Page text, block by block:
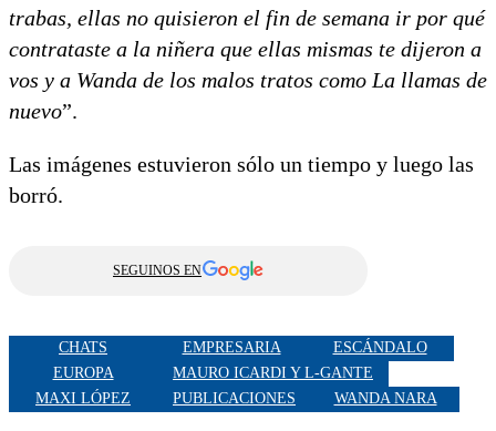
trabas, ellas no quisieron el fin de semana ir por qué
contrataste a la niñera que ellas mismas te dijeron a
vos y a Wanda de los malos tratos como La llamas de
nuevo”.
Las imágenes estuvieron sólo un tiempo y luego las
borró.
SEGUINOS EN
CHATS EMPRESARIA
ESCÁNDALO
EUROPA
MAURO ICARDI Y L-GANTE
MAXI LÓPEZ
PUBLICACIONES WANDA NARA